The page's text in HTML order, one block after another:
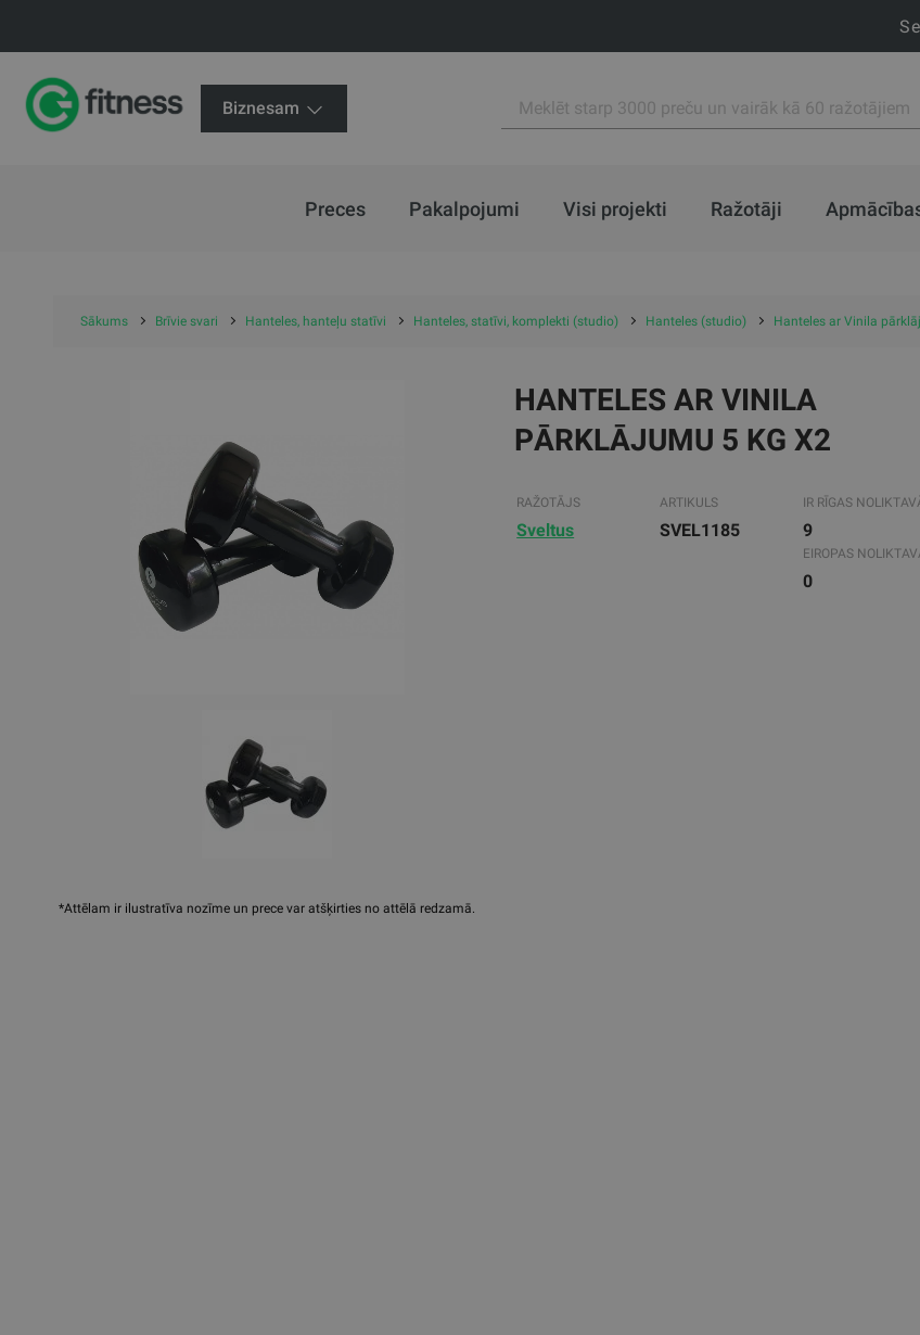
Biznesam
Preces Pakalpojumi Visi projekti Ražotāji
Sākums Brīvie svari Hanteles, hanteļu statīvi Hanteles, statīvi, komplekti (studio) Hanteles (studio) Hanteles ar Vinila
*Attēlam ir ilustratīva nozīme un prece var atšķirties no attēlā redzamā.
HANTELES AR VINILA
PĀRKLĀJUMU 5 KG X2
RAŽOTĀJS
Sveltus
ARTIKULS
SVEL1185
IR RĪGAS
9
EIROPAS
0